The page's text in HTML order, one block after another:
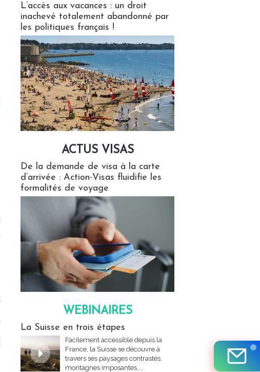
L’accès aux vacances : un droit
inachevé totalement abandonné par
les politiques français !
ACTUS VISAS
De la demande de visa à la carte
d’arrivée : Action-Visas fluidifie les
formalités de voyage
WEBINAIRES
La Suisse en trois étapes
Facilement accessible depuis la
France, la Suisse se découvre à
travers ses paysages contrastés,
montagnes imposantes,...